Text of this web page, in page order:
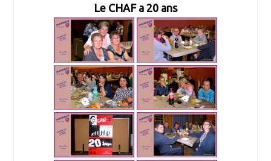
Le CHAF a 20 ans